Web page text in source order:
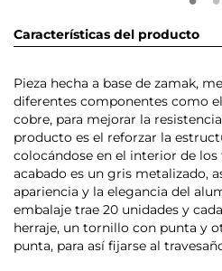
Características del producto
Pieza hecha a base de zamak,
diferentes componentes como
cobre, para mejorar la
producto es el reforzar la
colocándose en el interior de los
acabado es un gris metalizado,
apariencia y la elegancia del
embalaje trae 20 unidades y
herraje, un tornillo con punta y
punta, para así fijarse al